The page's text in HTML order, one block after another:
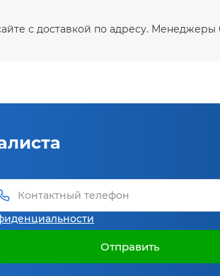
сайте с доставкой по адресу.
Отправить